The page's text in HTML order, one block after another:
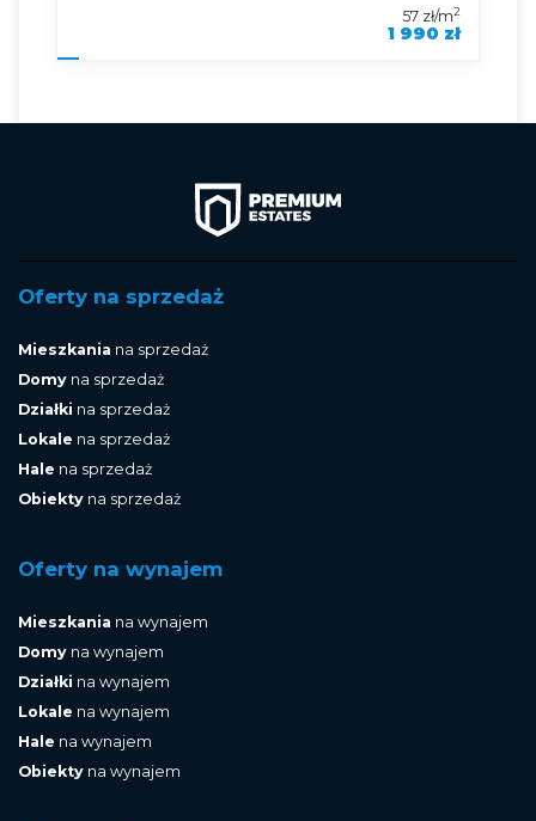
symbol oferty
57 zł/m2
1 990 zł
Oferty na sprzedaż
Mieszkania na sprzedaż
Domy na sprzedaż
Działki na sprzedaż
Lokale na sprzedaż
Hale na sprzedaż
Obiekty na sprzedaż
Oferty na wynajem
Mieszkania na wynajem
Domy na wynajem
Działki na wynajem
Lokale na wynajem
Hale na wynajem
Obiekty na wynajem